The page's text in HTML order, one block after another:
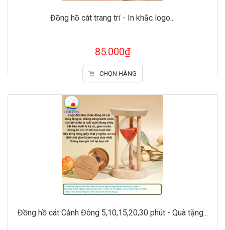
Đồng hồ cát trang trí - In khắc logo...
85.000₫
CHỌN HÀNG
Đồng hồ cát Cảnh Đông 5,10,15,20,30 phút - Quà tặng...